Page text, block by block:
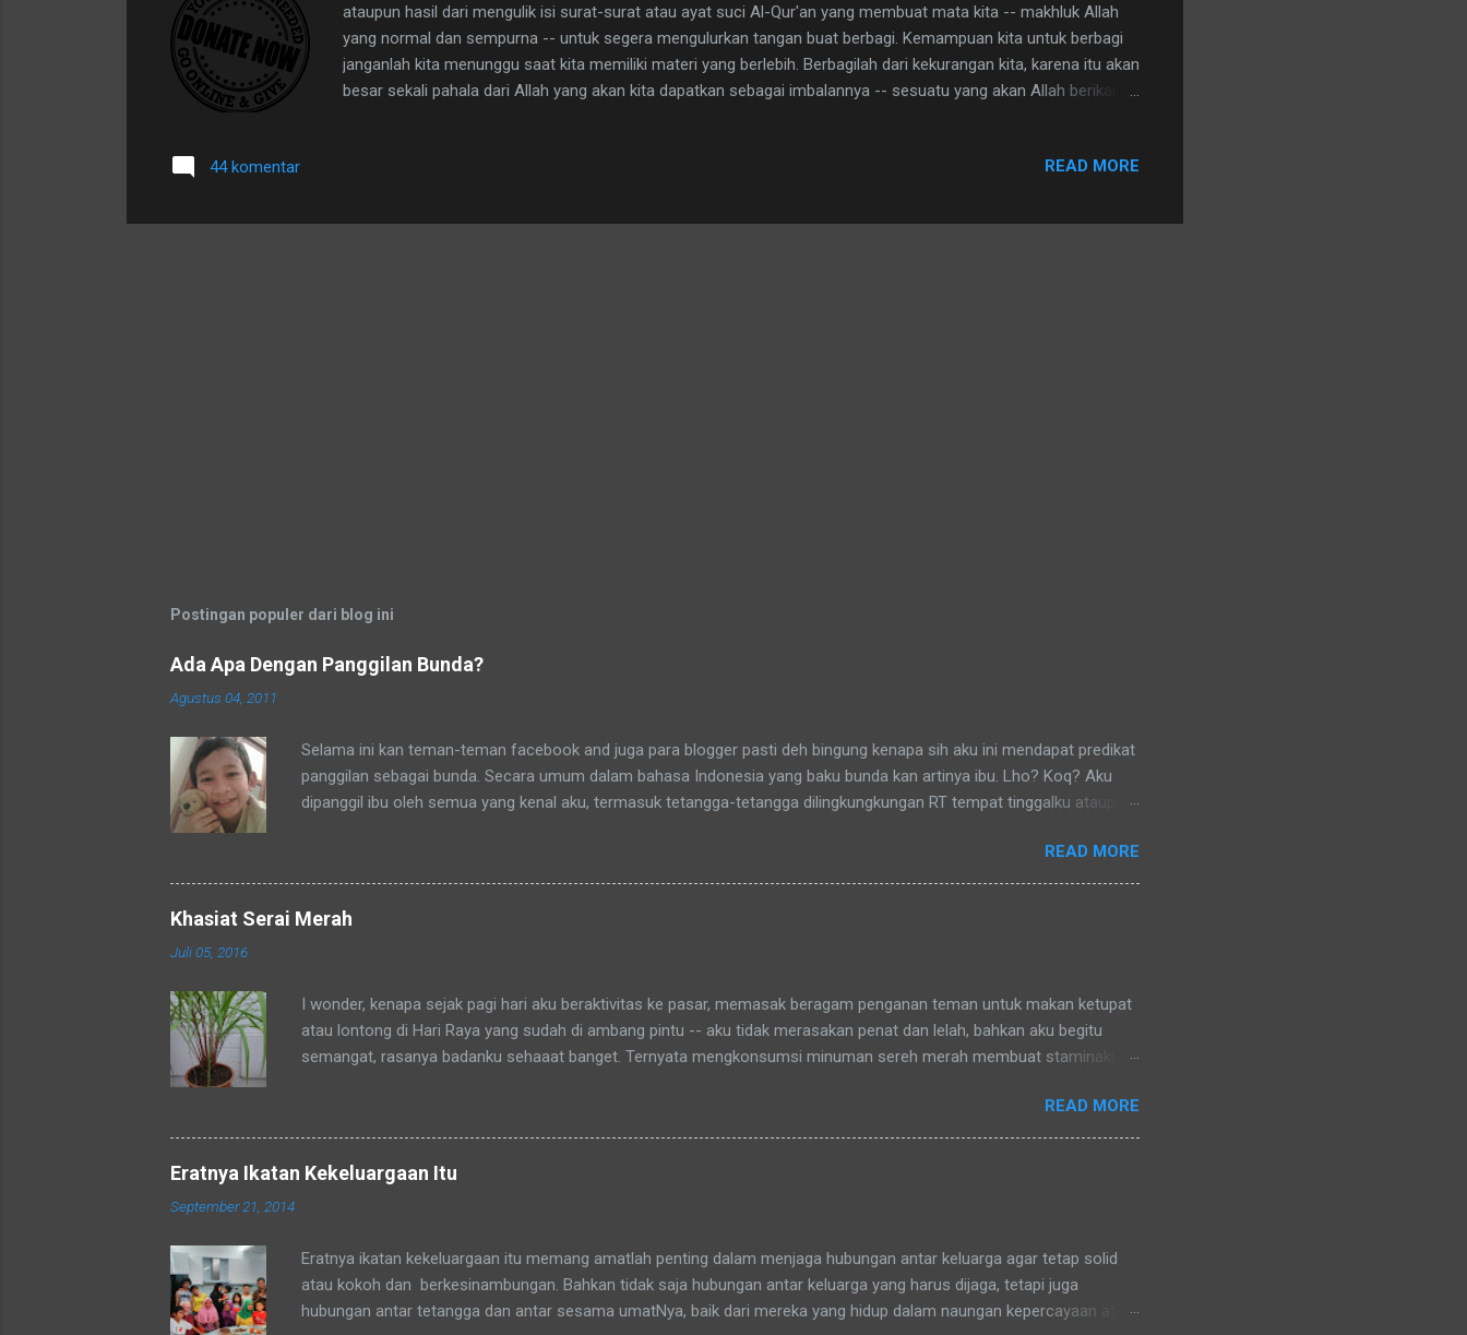
ataupun hasil dari mengulik isi surat-surat atau ayat suci Al-Qur'an yang membuat mata kita -- makhluk Allah
yang normal dan sempurna -- untuk segera mengulurkan tangan buat berbagi. Kemampuan kita untuk berbagi
janganlah kita menunggu saat kita memiliki materi yang berlebih. Berbagilah dari kekurangan kita, karena itu akan
besar sekali pahala dari Allah yang akan kita dapatkan sebagai imbalannya -- sesuatu yang akan Allah berikan
44 komentar
READ MORE
Postingan populer dari blog ini
Ada Apa Dengan Panggilan Bunda?
Agustus 04, 2011
Selama ini kan teman-teman facebook and juga para blogger pasti deh bingung kenapa sih aku ini mendapat predikat
panggilan sebagai bunda. Secara umum dalam bahasa Indonesia yang baku bunda kan artinya ibu. Lho? Koq? Aku
dipanggil ibu oleh semua yang kenal aku, termasuk tetangga-tetangga dilingkungkungan RT tempat tinggalku ataupun
ditempat tinggal anakku yaitu Green Bintaro Residence. Para ojeckers (yang udah kenal tentunya) pun memanggilku
dengan sebutan bunda. Sebenarnya ada cerita yang khusus kenapa akhirnya semua yang kenal denganku
mengenalku dengan sebutan bunda , sampai-sampai Pak RT dilingkungan pun terkadang memanggilku dengan
READ MORE
Khasiat Serai Merah
Juli 05, 2016
I wonder, kenapa sejak pagi hari aku beraktivitas ke pasar, memasak beragam penganan teman untuk makan ketupat
atau lontong di Hari Raya yang sudah di ambang pintu -- aku tidak merasakan penat dan lelah, bahkan aku begitu
semangat, rasanya badanku sehaaat banget. Ternyata mengkonsumsi minuman sereh merah membuat staminaku
READ MORE
Eratnya Ikatan Kekeluargaan Itu
September 21, 2014
Eratnya ikatan kekeluargaan itu memang amatlah penting dalam menjaga hubungan antar keluarga agar tetap solid
atau kokoh dan berkesinambungan. Bahkan tidak saja hubungan antar keluarga yang harus dijaga, tetapi juga
hubungan antar tetangga dan antar sesama umatNya, baik dari mereka yang hidup dalam naungan kepercayaan atau